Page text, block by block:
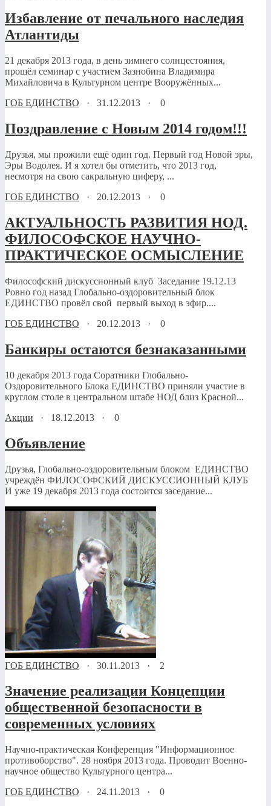
Избавление от печального наследия
Атлантиды
21 декабря 2013 года, в день зимнего солнцестояния,
прошёл семинар с участием Зазнобина Владимира
Михайловича в Культурном центре Вооружённых...
ГОБ ЕДИНСТВО · 31.12.2013 · 0
Поздравление с Новым 2014 годом!!!
Друзья, мы прожили ещё один год. Первый год Новой эры,
Эры Водолея. И я хотел бы отметить, что 2013 год,
несмотря на свою сакральную циферу, ...
ГОБ ЕДИНСТВО · 20.12.2013 · 0
АКТУАЛЬНОСТЬ РАЗВИТИЯ НОД.
ФИЛОСОФСКОЕ НАУЧНО-
ПРАКТИЧЕСКОЕ ОСМЫСЛЕНИЕ
Философский дискуссионный клуб Заседание 19.12.13
Ровно год назад Глобально-оздоровительный блок
ЕДИНСТВО провёл свой первый выход в эфир....
ГОБ ЕДИНСТВО · 20.12.2013 · 0
Банкиры остаются безнаказанными
10 декабря 2013 года Соратники Глобально-
Оздоровительного Блока ЕДИНСТВО приняли участие в
круглом столе в центральном штабе НОД близ Красной...
Акции · 18.12.2013 · 0
Объявление
Друзья, Глобально-оздоровительным блоком ЕДИНСТВО
учреждён ФИЛОСОФСКИЙ ДИСКУССИОННЫЙ КЛУБ
И уже 19 декабря 2013 года состоится заседание...
ГОБ ЕДИНСТВО · 30.11.2013 · 2
Значение реализации Концепции
общественной безопасности в
современных условиях
Научно-практическая Конференция "Информационное
противоборство". 28 ноября 2013 года. Проводит Военно-
научное общество Культурного центра...
ГОБ ЕДИНСТВО · 24.11.2013 · 0